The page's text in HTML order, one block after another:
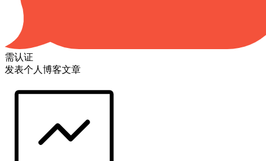
需认证
发表个人博客文章